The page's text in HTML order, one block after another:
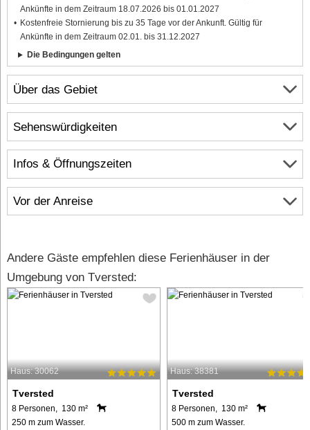
Über das Gebiet
Infos & Öffnungszeiten
Vor der Anreise
Ankünfte in dem Zeitraum 18.07.2026 bis 01.01.2027
Kostenfreie Stornierung bis zu 35 Tage vor der Ankunft. Gültig für
Ankünfte in dem Zeitraum 02.01. bis 31.12.2027
Die Bedingungen gelten
Sehenswürdigkeiten
Andere Gäste empfehlen diese Ferienhäuser in der
Umgebung von Tversted:
Haus: 30062
Tversted
8 Personen, 130 m²
250 m zum Wasser.
Haus: 38381
Tversted
8 Personen, 130 m²
500 m zum Wasser.